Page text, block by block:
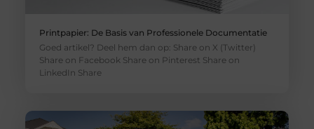
Printpapier: De Basis van Professionele Documentatie
Goed artikel? Deel hem dan op: Share on X (Twitter)
Share on Facebook Share on Pinterest Share on
LinkedIn Share